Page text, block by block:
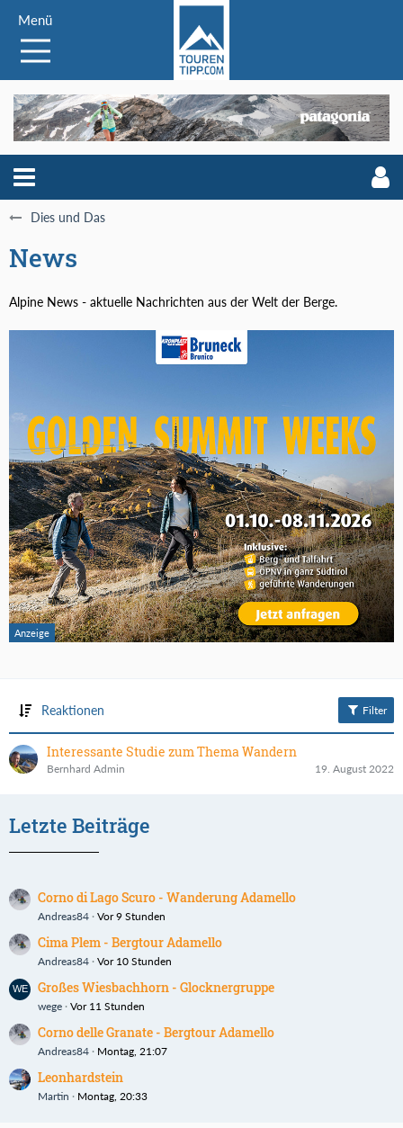
Menü
Dies und Das
News
Alpine News - aktuelle Nachrichten aus der Welt der Berge.
Reaktionen Filter
Interessante Studie zum Thema Wandern
Bernhard Admin 19. August 2022
Letzte Beiträge
Corno di Lago Scuro - Wanderung Adamello
Andreas84 Vor 9 Stunden
Cima Plem - Bergtour Adamello
Andreas84 Vor 10 Stunden
Großes Wiesbachhorn - Glocknergruppe
wege Vor 11 Stunden
Corno delle Granate - Bergtour Adamello
Andreas84 Montag, 21:07
Leonhardstein
Martin Montag, 20:33